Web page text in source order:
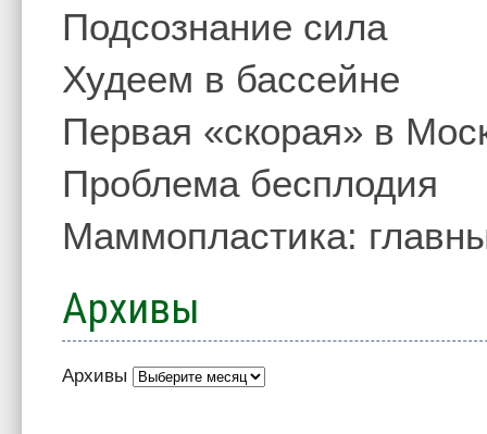
Подсознание сила
Худеем в бассейне
Первая «скорая» в
Проблема бесплодия
Маммопластика:
Архивы
Архивы